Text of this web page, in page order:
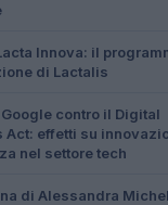
Innova: il
di Lactalis
contro il Digital
Act: effetti su
nel settore tech
di Alessandra